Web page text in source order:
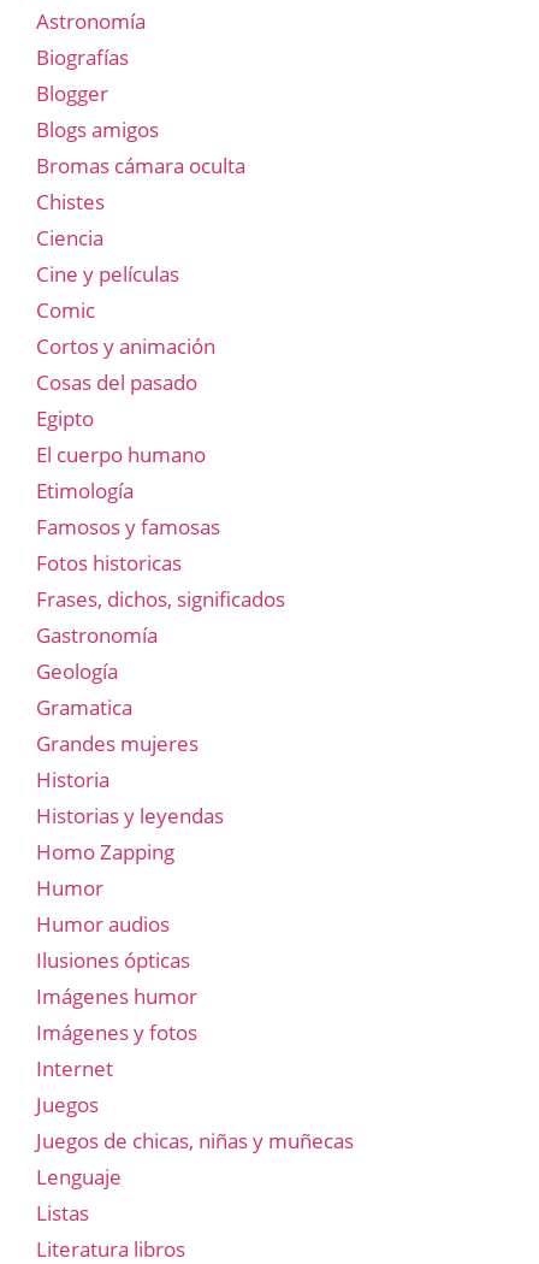
Astronomía
Biografías
Blogger
Blogs amigos
Bromas cámara oculta
Chistes
Ciencia
Cine y películas
Comic
Cortos y animación
Cosas del pasado
Egipto
El cuerpo humano
Etimología
Famosos y famosas
Fotos historicas
Frases, dichos, significados
Gastronomía
Geología
Gramatica
Grandes mujeres
Historia
Historias y leyendas
Homo Zapping
Humor
Humor audios
Ilusiones ópticas
Imágenes humor
Imágenes y fotos
Internet
Juegos
Juegos de chicas, niñas y muñecas
Lenguaje
Listas
Literatura libros